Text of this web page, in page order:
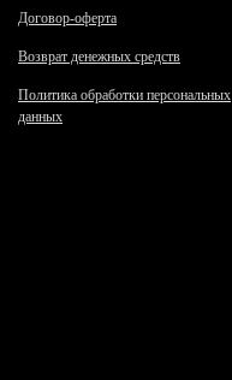
Договор-оферта
Возврат денежных средств
Политика обработки персональных
данных